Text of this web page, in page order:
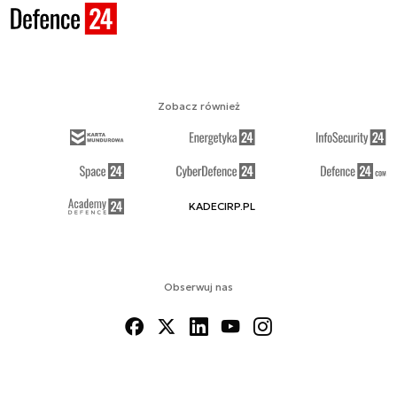
Obserwuj nas
Zobacz również
KADECIRP.PL